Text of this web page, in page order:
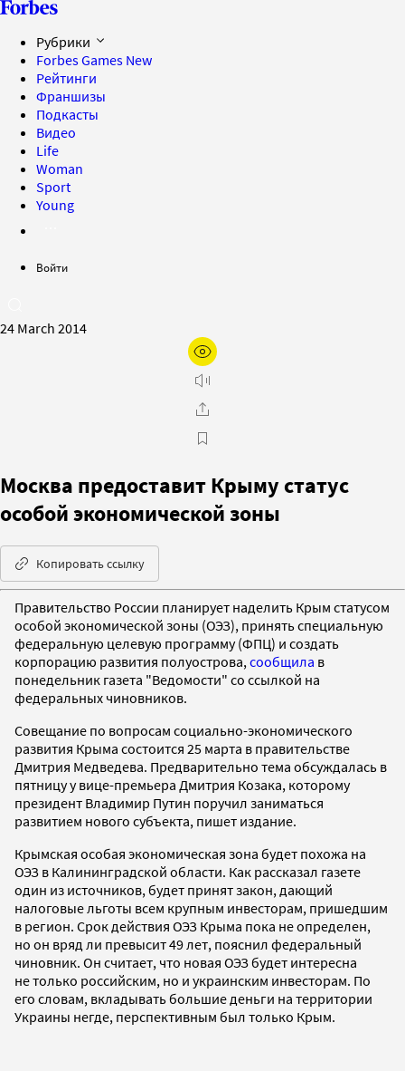
Рубрики
Forbes Games New
Рейтинги
Франшизы
Подкасты
Видео
Life
Woman
Sport
Young
Войти
24 March 2014
Москва предоставит Крыму статус
особой экономической зоны
Копировать ссылку
Правительство России планирует наделить Крым статусом
особой экономической зоны (ОЭЗ), принять специальную
федеральную целевую программу (ФПЦ) и создать
корпорацию развития полуострова, сообщила в
понедельник газета "Ведомости" со ссылкой на
федеральных чиновников.
Совещание по вопросам социально-экономического
развития Крыма состоится 25 марта в правительстве
Дмитрия Медведева. Предварительно тема обсуждалась в
пятницу у вице-премьера Дмитрия Козака, которому
президент Владимир Путин поручил заниматься
развитием нового субъекта, пишет издание.
Крымская особая экономическая зона будет похожа на
ОЭЗ в Калининградской области. Как рассказал газете
один из источников, будет принят закон, дающий
налоговые льготы всем крупным инвесторам, пришедшим
в регион. Срок действия ОЭЗ Крыма пока не определен,
но он вряд ли превысит 49 лет, пояснил федеральный
чиновник. Он считает, что новая ОЭЗ будет интересна
не только российским, но и украинским инвесторам. По
его словам, вкладывать большие деньги на территории
Украины негде, перспективным был только Крым.